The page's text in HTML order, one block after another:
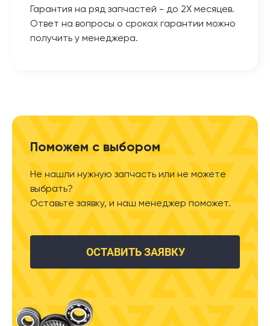
Гарантия на ряд запчастей - до 2Х месяцев.
Ответ на вопросы о сроках гарантии можно
получить у менеджера.
Поможем с выбором
Не нашли нужную запчасть или не можете
выбрать?
Оставьте заявку, и наш менеджер поможет.
ОСТАВИТЬ ЗАЯВКУ